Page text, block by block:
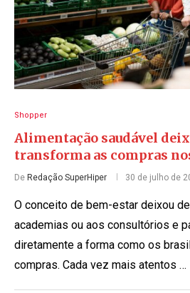
Shopper
Alimentação saudável
transforma as compras
De Redação SuperHiper 30 de julho de
O conceito de bem-estar deixou
academias ou aos consultórios e
diretamente a forma como os
compras. Cada vez mais atentos …